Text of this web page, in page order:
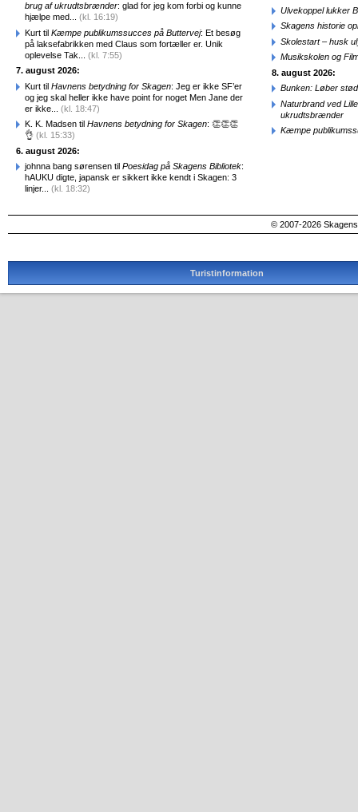
brug af ukrudtsbrænder: glad for jeg kom forbi og kunne
hjælpe med... (kl. 16:19)
Kurt til Kæmpe publikumssucces på Buttervej: Et besøg
på laksefabrikken med Claus som fortæller er. Unik
oplevelse Tak... (kl. 7:55)
7. august 2026:
Kurt til Havnens betydning for Skagen: Jeg er ikke SF’er
og jeg skal heller ikke have point for noget Men Jane der
er ikke... (kl. 18:47)
K. K. Madsen til Havnens betydning for Skagen: 👏👏👏
👌 (kl. 15:33)
6. august 2026:
johnna bang sørensen til Poesidag på Skagens Bibliotek:
hAUKU digte, japansk er sikkert ikke kendt i Skagen: 3
linjer... (kl. 18:32)
Ulvekoppel lukker
Skagens historie
Skolestart – husk
Musikskolen og
8. august 2026:
Bunken: Løber
Naturbrand ved
ukrudtsbrænder
Kæmpe
© 2007-2026
Turistinformation